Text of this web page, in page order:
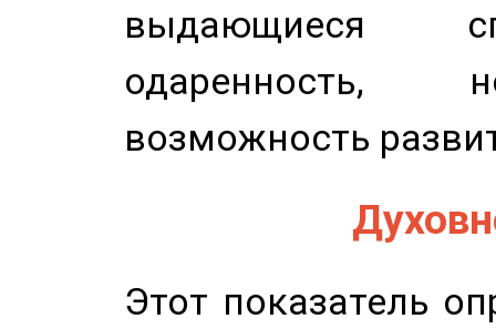
выдающиеся
одаренность,
возможность
Этот показатель